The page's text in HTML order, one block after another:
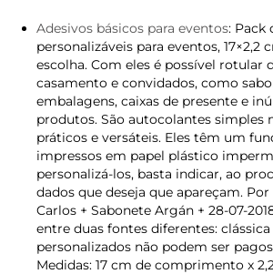
Adesivos básicos para eventos: Pack
personalizáveis ​​para eventos, 17×2,2
escolha. Com eles é possível rotular
casamento e convidados, como
embalagens, caixas de presente e
produtos. São autocolantes simples
práticos e versáteis. Eles têm um
impressos em papel plástico
personalizá-los, basta indicar, ao
dados que deseja que apareçam.
Carlos + Sabonete Argán + 28-07-
entre duas fontes diferentes:
personalizados não podem ser
Medidas: 17 cm de comprimento x